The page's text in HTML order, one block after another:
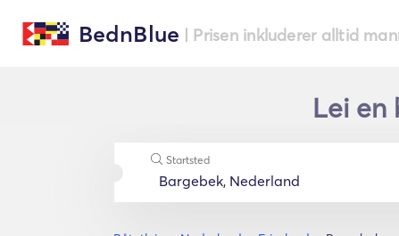
BednBlue | Prisen inkluderer alltid
Lei en
Startsted